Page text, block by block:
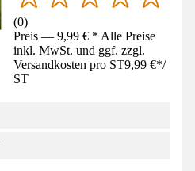
(0)
Preis — 9,99 € * Alle Preise
inkl. MwSt. und ggf. zzgl.
Versandkosten pro ST9,99 €*/
ST